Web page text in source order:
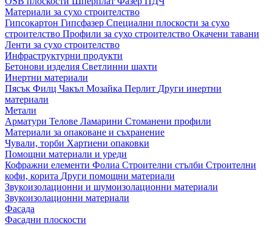
Материали за сухо строителство
Гипсокартон Гипсфазер Специални плоскости за сухо
строителство Профили за сухо строителство Окачени тавани
Ленти за сухо строителство
Инфраструктурни продукти
Бетонови изделия Светлинни шахти
Инертни материали
Пясък Филц Чакъл Мозайкa Перлит Други инертни
материали
Метали
Арматури Телове Ламарини Стоманени профили
Материали за опаковане и съхранение
Чували, торби Хартиени опаковки
Помощни материали и уреди
Кофражни елементи Фолиа Строителни стълби Строителни
кофи, корита Други помощни материали
Звукоизолационни и шумоизолационни материали
Звукоизолационни материали
Фасада
Фасадни плоскости